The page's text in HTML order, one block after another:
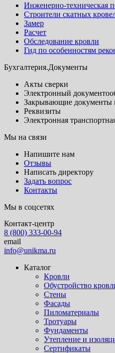
Инженерно-техническая
Строители скатных
Замер
Расчет
Обследование кровли
Гид по особенностям
Бухгалтерия.Документы
Акты сверки
Электронный
Закрывающие документы
Реквизиты
Электронная
Мы на связи
Напишите нам
Отзывы
Написать директору
Задать вопрос
Контакты
Мы в соцсетях
Контакт-центр
8 (800) 333-00-94
email
info@unikma.ru
Каталог
Кровли
Обустройство
Стены
Фасады
Пиломатериалы
Тротуары
Фундаменты
Утепление и
Сертификаты